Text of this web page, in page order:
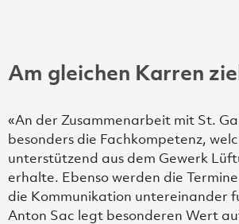
Am gleichen Karren
«An der Zusammenarbeit mit St.
besonders die Fachkompetenz,
unterstützend aus dem Gewerk
erhalte. Ebenso werden die
die Kommunikation untereinander
Anton Sac legt besonderen Wert